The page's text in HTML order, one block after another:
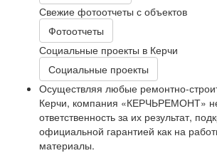
Свежие фотоотчеты с объектов
Фотоотчеты
Социальные проекты в Керчи
Социальные проекты
Осуществляя любые ремонтно-
Керчи, компания «КЕРЧЬРЕМОНТ»
ответственность за их результат,
официальной гарантией как на
материалы.